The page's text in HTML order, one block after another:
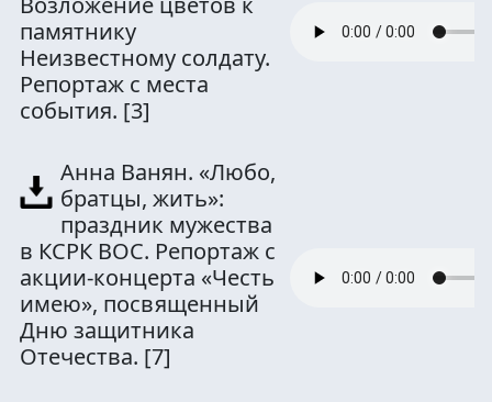
памятнику
Неизвестному солдату.
Репортаж с места
события. [3]
Анна Ванян. «Любо,
братцы, жить»:
праздник мужества
в КСРК ВОС. Репортаж с
акции-концерта «Честь
имею», посвященный
Дню защитника
Отечества. [7]